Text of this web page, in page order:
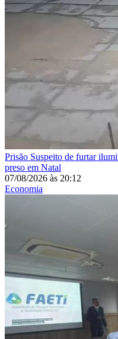
Prisão Suspeito de furtar
preso em Natal
07/08/2026 às 20:12
Economia